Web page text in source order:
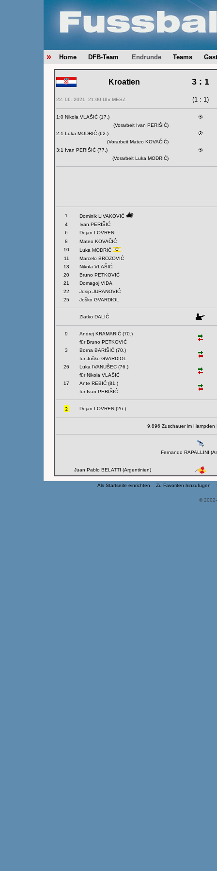
» Home DFB-Team Endrunde Teams
Kroatien 3 : 1
22. 06. 2021, 21:00 Uhr MESZ (1 : 1)
1:0 Nikola VLAŠIĆ (17.)
(Vorarbeit Ivan PERIŠIĆ)
2:1 Luka MODRIĆ (62.)
(Vorarbeit Mateo KOVAČIĆ)
3:1 Ivan PERIŠIĆ (77.)
(Vorarbeit Luka MODRIĆ)
1
Dominik LIVAKOVIĆ
4
Ivan PERIŠIĆ
6
Dejan LOVREN
8
Mateo KOVAČIĆ
10
Luka MODRIĆ
11
Marcelo BROZOVIĆ
13
Nikola VLAŠIĆ
20
Bruno PETKOVIĆ
21
Domagoj VIDA
22
Josip JURANOVIĆ
25
Joško GVARDIOL
Zlatko DALIĆ
9
Andrej KRAMARIĆ (70.)
für Bruno PETKOVIĆ
3
Borna BARIŠIĆ (70.)
für Joško GVARDIOL
26
Luka IVANUŠEC (76.)
für Nikola VLAŠIĆ
17
Ante REBIĆ (81.)
für Ivan PERIŠIĆ
Dejan LOVREN (26.)
9.896 Zuschauer im Hampden
Fernando RAPALLINI
Juan Pablo BELATTI (Argentinien)
Als Startseite einrichten Zu Favoriten hinzufügen
©